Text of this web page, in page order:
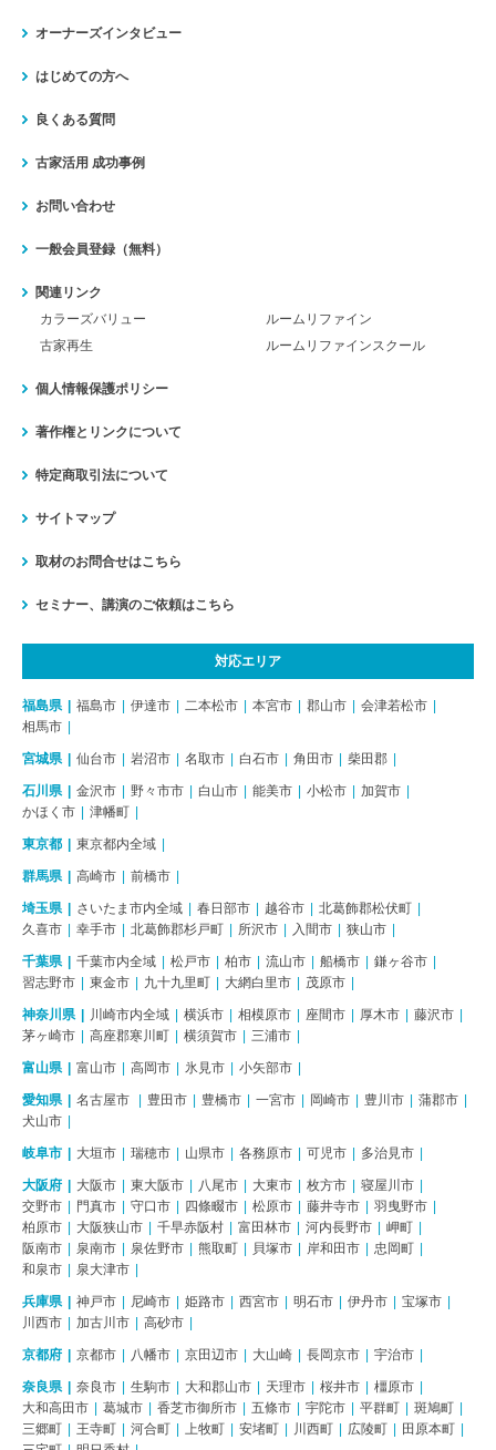
オーナーズインタビュー
はじめての方へ
良くある質問
古家活用 成功事例
お問い合わせ
一般会員登録（無料）
関連リンク
カラーズバリュー
ルームリファイン
古家再生
ルームリファインスクール
個人情報保護ポリシー
著作権とリンクについて
特定商取引法について
サイトマップ
取材のお問合せはこちら
セミナー、講演のご依頼はこちら
対応エリア
福島県 福島市 伊達市 二本松市 本宮市 郡山市
会津若松市
相馬市
宮城県 仙台市 岩沼市 名取市 白石市 角田市 柴田郡
石川県 金沢市 野々市市 白山市 能美市 小松市
加賀市
かほく市
津幡町
東京都 東京都内全域
群馬県 高崎市 前橋市
埼玉県 さいたま市内全域 春日部市 越谷市
北葛飾郡松伏町
久喜市
幸手市 北葛飾郡杉戸町 所沢市 入間市 狭山市
千葉県 千葉市内全域 松戸市 柏市 流山市 船橋市
鎌ヶ谷市
習志野市
東金市 九十九里町 大網白里市 茂原市
神奈川県 川崎市内全域 横浜市 相模原市 座間市 厚木市
藤沢市
茅ヶ崎市
高座郡寒川町 横須賀市 三浦市
富山県 富山市 高岡市 氷見市 小矢部市
愛知県 名古屋市 豊田市 豊橋市 一宮市 岡崎市 豊川市
蒲郡市
犬山市
岐阜市 大垣市 瑞穂市 山県市 各務原市 可児市 多治見市
大阪府 大阪市 東大阪市 八尾市 大東市 枚方市
寝屋川市
交野市
門真市 守口市 四條畷市 松原市 藤井寺市
羽曳野市
柏原市
大阪狭山市 千早赤阪村 富田林市 河内長野市
岬町
阪南市
泉南市 泉佐野市 熊取町 貝塚市 岸和田市
忠岡町
和泉市
泉大津市
兵庫県 神戸市 尼崎市 姫路市 西宮市 明石市 伊丹市
宝塚市
川西市
加古川市 高砂市
京都府 京都市 八幡市 京田辺市 大山崎 長岡京市 宇治市
奈良県 奈良市 生駒市 大和郡山市 天理市 桜井市
橿原市
大和高田市
葛城市 香芝市御所市 五條市 宇陀市 平群町
斑鳩町
三郷町
王寺町 河合町 上牧町 安堵町 川西町 広陵町
田原本町